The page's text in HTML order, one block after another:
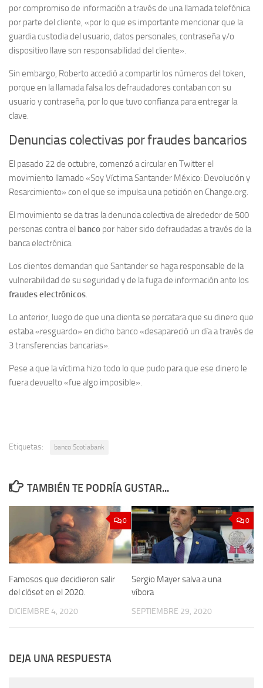
por compromiso de información a través de una llamada telefónica
por parte del cliente, «por lo que es importante mencionar que la
guardia custodia del usuario, datos personales, contraseña y/o
dispositivo llave son responsabilidad del cliente».
Sin embargo, Roberto accedió a compartir los números del token,
porque en la llamada falsa los defraudadores contaban con su
usuario y contraseña, por lo que tuvo confianza para entregar la
clave.
Denuncias colectivas por fraudes bancarios
El pasado 22 de octubre, comenzó a circular en Twitter el
movimiento llamado «Soy Víctima Santander México: Devolución y
Resarcimiento» con el que se impulsa una petición en Change.org.
El movimiento se da tras la denuncia colectiva de alrededor de 500
personas contra el banco por haber sido defraudadas a través de la
banca electrónica.
Los clientes demandan que Santander se haga responsable de la
vulnerabilidad de su seguridad y de la fuga de información ante los
fraudes electrónicos.
Lo anterior, luego de que una clienta se percatara que su dinero que
estaba «resguardo» en dicho banco «desapareció un día a través de
3 transferencias bancarias».
Pese a que la víctima hizo todo lo que pudo para que ese dinero le
fuera devuelto «fue algo imposible».
Etiquetas: banco Scotiabank
TAMBIÉN TE PODRÍA GUSTAR...
0
Famosos que decidieron salir
del clóset en el 2020.
DICIEMBRE 4, 2020
0
Sergio Mayer salva a una
víbora
SEPTIEMBRE 29, 2020
DEJA UNA RESPUESTA